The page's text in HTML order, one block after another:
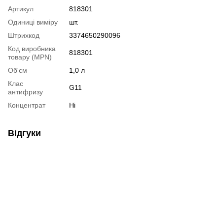
Артикул
818301
Одиниці виміру
шт.
Штрихкод
3374650290096
Код виробника
товару (MPN)
818301
Об'єм
1,0 л
Клас
антифризу
G11
Концентрат Ні
Відгуки